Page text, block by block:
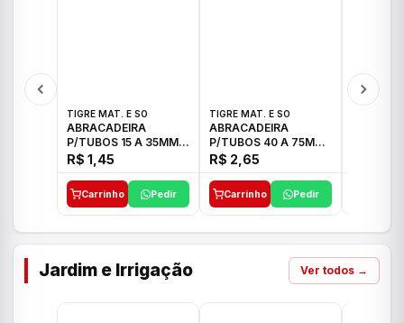
TIGRE MAT. E SO
ABRACADEIRA
P/TUBOS 15 A 35MM
TIGRE
R$ 1,45
Carrinho Pedir
TIGRE MAT. E SO
ABRACADEIRA
P/TUBOS 40 A 75MM
TIGRE
R$ 2,65
Carrinho Pedir
Jardim e Irrigação Ver todos →